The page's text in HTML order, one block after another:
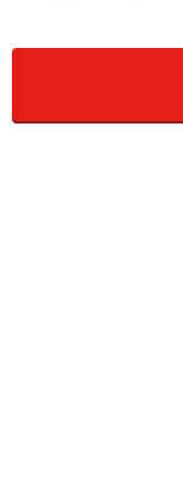
の小さめバッグ
使いにぴったり